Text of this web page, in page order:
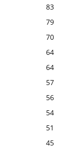
83
79
70
64
64
57
56
54
51
45